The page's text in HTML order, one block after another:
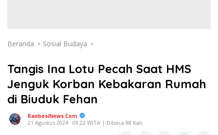
Beranda Sosial Budaya
Tangis Ina Lotu Pecah Saat HMS
Jenguk Korban Kebakaran Rumah
di Biuduk Fehan
RaebesiNews.Com
21 Agustus 2024 : 09:22 WITA | Dibaca 88 Kali